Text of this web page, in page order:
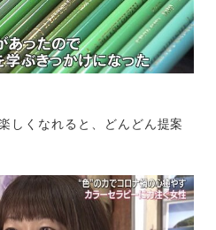
しくなれると、どんどん提案